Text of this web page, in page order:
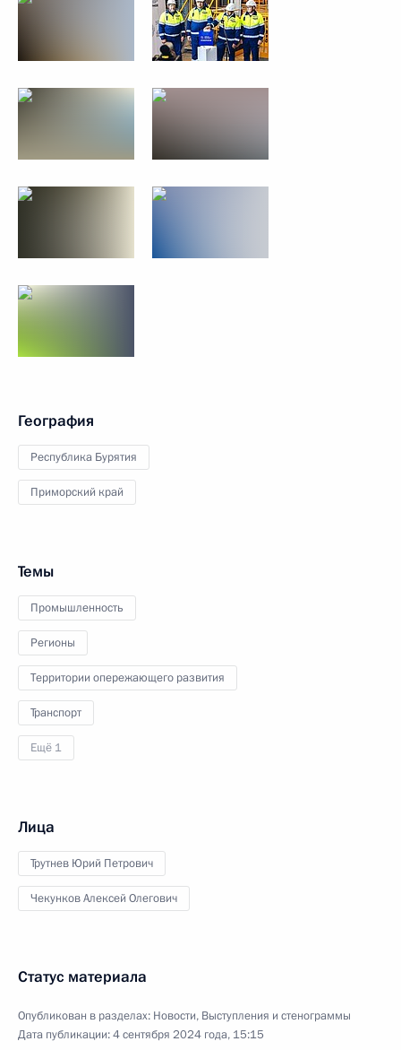
География
Республика Бурятия
Приморский край
Темы
Промышленность
Регионы
Территории опережающего развития
Транспорт
Ещё 1
Лица
Трутнев Юрий Петрович
Чекунков Алексей Олегович
Статус материала
Опубликован в разделах: Новости, Выступления и стенограммы
Дата публикации:4 сентября 2024 года, 15:15